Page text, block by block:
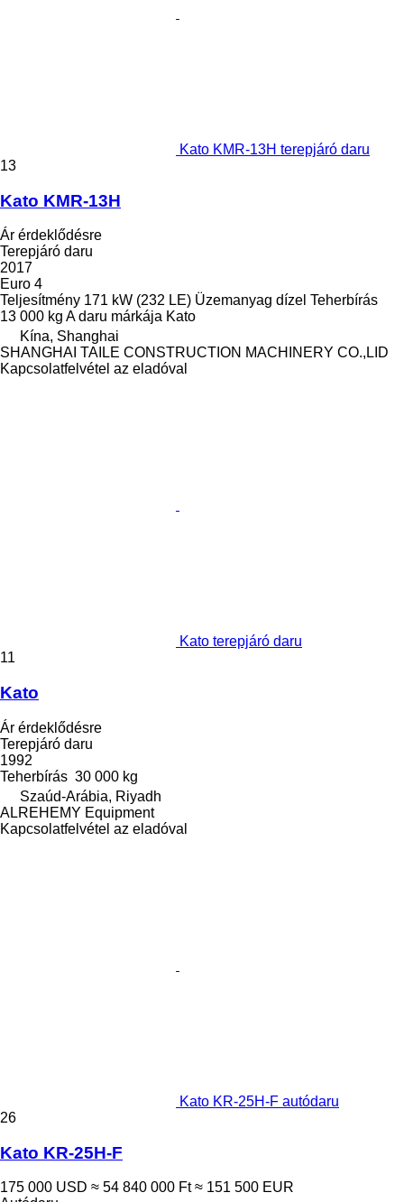
Kato KMR-13H terepjáró daru
13
Kato KMR-13H
Ár érdeklődésre
Terepjáró daru
2017
Euro 4
Teljesítmény 171 kW (232 LE) Üzemanyag dízel Teherbírás
13 000 kg A daru márkája Kato
Kína, Shanghai
SHANGHAI TAILE CONSTRUCTION MACHINERY CO.,LID
Kapcsolatfelvétel az eladóval
Kato terepjáró daru
11
Kato
Ár érdeklődésre
Terepjáró daru
1992
Teherbírás 30 000 kg
Szaúd-Arábia, Riyadh
ALREHEMY Equipment
Kapcsolatfelvétel az eladóval
Kato KR-25H-F autódaru
26
Kato KR-25H-F
175 000 USD ≈ 54 840 000 Ft ≈ 151 500 EUR